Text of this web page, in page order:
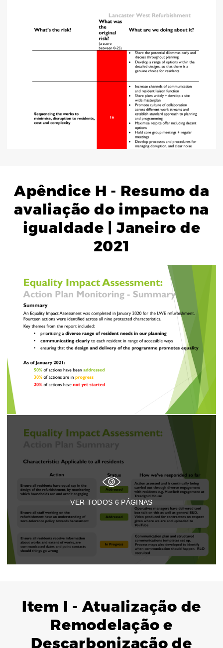
Apêndice H - Resumo da
avaliação do impacto na
igualdade | Janeiro de
2021
VER TODOS 6 PÁGINAS
Item I - Atualização de
Remodelação e
Descarbonização de